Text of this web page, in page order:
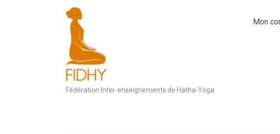
Fédération Inter-enseignements de Hatha-Yoga
Mon